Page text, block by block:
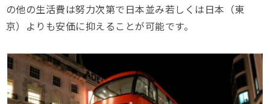
の他の生活費は努力次第で日本並み若しくは日本（東
京）よりも安価に抑えることが可能です。